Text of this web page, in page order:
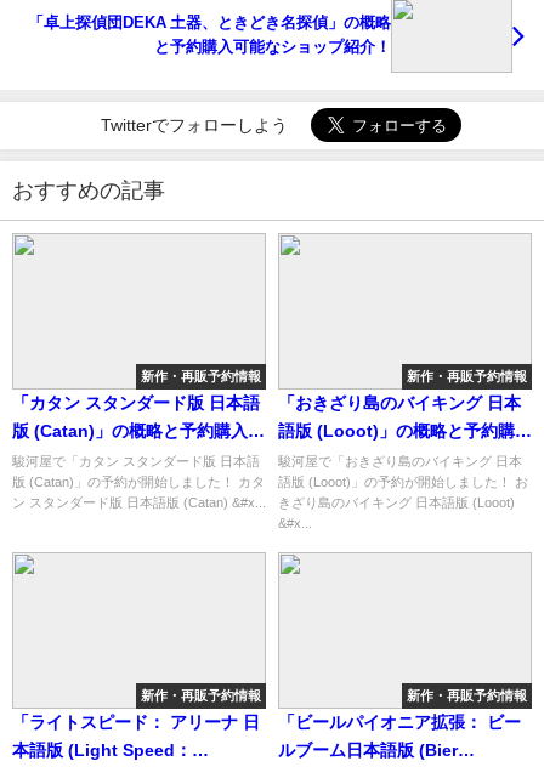
「卓上探偵団DEKA 土器、ときどき名探偵」の概略
と予約購入可能なショップ紹介！
Twitterでフォローしよう
おすすめの記事
新作・再販予約情報
「カタン スタンダード版 日本語
版 (Catan)」の概略と予約購入可
能なショップ紹介！
駿河屋で「カタン スタンダード版 日本語
版 (Catan)」の予約が開始しました！ カタ
ン スタンダード版 日本語版 (Catan) &#x...
新作・再販予約情報
「おきざり島のバイキング 日本
語版 (Looot)」の概略と予約購入
可能なショップ紹介！
駿河屋で「おきざり島のバイキング 日本
語版 (Looot)」の予約が開始しました！ お
きざり島のバイキング 日本語版 (Looot)
&#x...
新作・再販予約情報
「ライトスピード： アリーナ 日
本語版 (Light Speed：
新作・再販予約情報
「ビールパイオニア拡張： ビー
ルブーム日本語版 (Bier